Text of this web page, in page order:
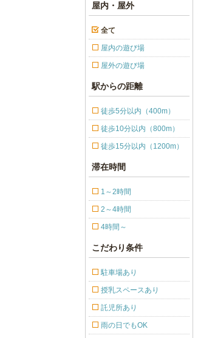
屋内・屋外
全て
屋内の遊び場
屋外の遊び場
駅からの距離
徒歩5分以内（400m）
徒歩10分以内（800m）
徒歩15分以内（1200m）
滞在時間
1～2時間
2～4時間
4時間～
こだわり条件
駐車場あり
授乳スペースあり
託児所あり
雨の日でもOK